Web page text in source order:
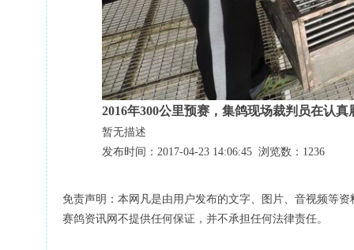
2016年300公里预赛，集鸽现场裁判员在认真
暂无描述
发布时间：2017-04-23 14:06:45 浏览数：1236
免责声明：本网凡是由用户发布的文字、图片、音视频等
赛鸽资讯网不提供任何保证，并不承担任何法律责任。